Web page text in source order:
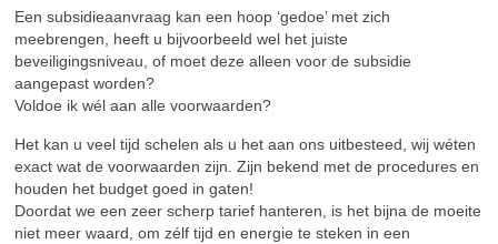
Een subsidieaanvraag kan een hoop ‘gedoe’ met zich
meebrengen, heeft u bijvoorbeeld wel het juiste
beveiligingsniveau, of moet deze alleen voor de subsidie
aangepast worden?
Voldoe ik wél aan alle voorwaarden?
Het kan u veel tijd schelen als u het aan ons uitbesteed, wij wéten
exact wat de voorwaarden zijn. Zijn bekend met de procedures en
houden het budget goed in gaten!
Doordat we een zeer scherp tarief hanteren, is het bijna de moeite
niet meer waard, om zélf tijd en energie te steken in een